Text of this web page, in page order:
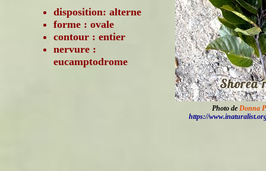
Photo de Donna
https://
disposition: alterne
forme : ovale
contour : entier
nervure :
eucamptodrome